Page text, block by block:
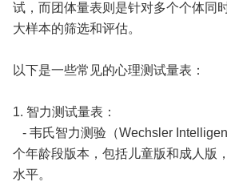
试，而团体量表则是针对多个个体同
大样本的筛选和评估。
以下是一些常见的心理测试量表：
1. 智力测试量表：
- 韦氏智力测验（Wechsler
个年龄段版本，包括儿童版和成人版
水平。